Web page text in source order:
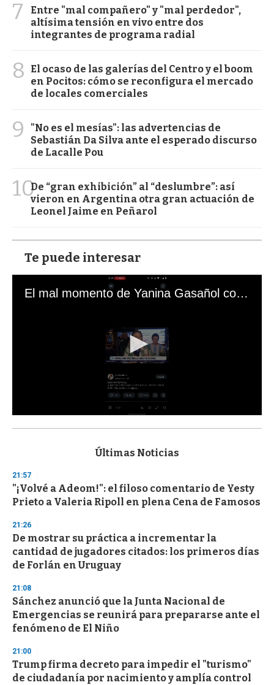
7
Entre "mal compañero" y "mal perdedor",
altísima tensión en vivo entre dos
integrantes de programa radial
8
El ocaso de las galerías del Centro y el boom
en Pocitos: cómo se reconfigura el mercado
de locales comerciales
9
"No es el mesías": las advertencias de
Sebastián Da Silva ante el esperado discurso
de Lacalle Pou
10De “gran exhibición” al “deslumbre”: así
vieron en Argentina otra gran actuación de
Leonel Jaime en Peñarol
Te puede interesar
El mal momento de Yanina Gasañol con un hincha argentino en "Subrayado"
s
d
s
o
f
3
s
c
o
d
s
Últimas Noticias
21:57
"¡Volvé a Adeom!": el filoso comentario de Yesty
Prieto a Valeria Ripoll en plena Cena de Famosos
21:26
De mostrar su práctica a incrementar la
cantidad de jugadores citados: los primeros días
de Forlán en Uruguay
21:08
Sánchez anunció que la Junta Nacional de
Emergencias se reunirá para prepararse ante el
fenómeno de El Niño
21:00
Trump firma decreto para impedir el "turismo"
de ciudadanía por nacimiento y amplía control